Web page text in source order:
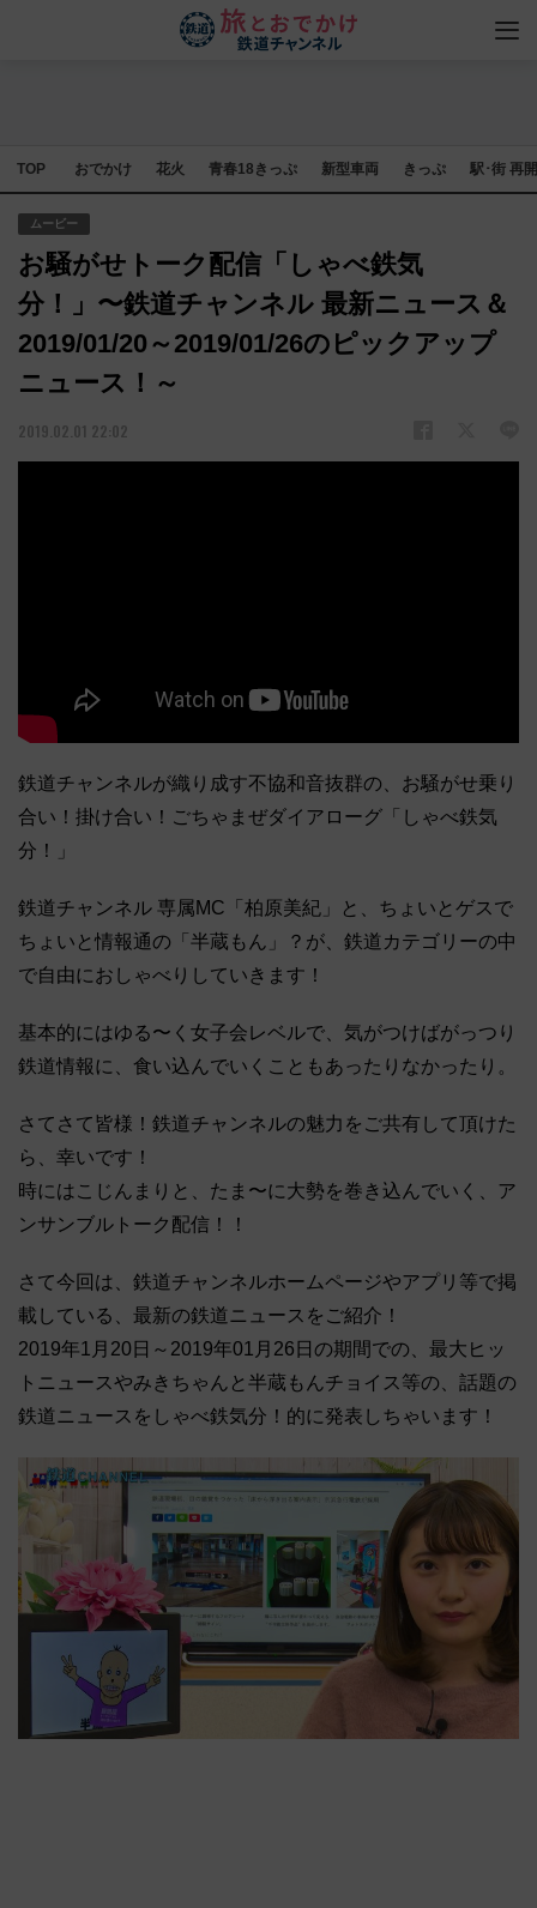
TOP おでかけ 花火 青春18きっぷ 新型車両 きっぷ 駅･街 再
ムービー
お騒がせトーク配信「しゃべ鉄気
分！」〜鉄道チャンネル 最新ニュース＆
2019/01/20～2019/01/26のピックアップ
ニュース！～
2019.02.01 22:02
鉄道チャンネルが織り成す不協和音抜群の、お騒がせ乗り
合い！掛け合い！ごちゃまぜダイアローグ「しゃべ鉄気
分！」
鉄道チャンネル 専属MC「柏原美紀」と、ちょいとゲスで
ちょいと情報通の「半蔵もん」？が、鉄道カテゴリーの中
で自由におしゃべりしていきます！
基本的にはゆる〜く女子会レベルで、気がつけばがっつり
鉄道情報に、食い込んでいくこともあったりなかったり。
さてさて皆様！鉄道チャンネルの魅力をご共有して頂けた
ら、幸いです！
時にはこじんまりと、たま〜に大勢を巻き込んでいく、ア
ンサンブルトーク配信！！
さて今回は、鉄道チャンネルホームページやアプリ等で掲
載している、最新の鉄道ニュースをご紹介！
2019年1月20日～2019年01月26日の期間での、最大ヒッ
トニュースやみきちゃんと半蔵もんチョイス等の、話題の
鉄道ニュースをしゃべ鉄気分！的に発表しちゃいます！